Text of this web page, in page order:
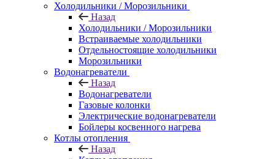
Холодильники / Морозильники
Назад
Холодильники / Морозильники
Встраиваемые холодильники
Отдельностоящие холодильники
Морозильники
Водонагреватели
Назад
Водонагреватели
Газовые колонки
Электрические водонагреватели
Бойлеры косвенного нагрева
Котлы отопления
Назад